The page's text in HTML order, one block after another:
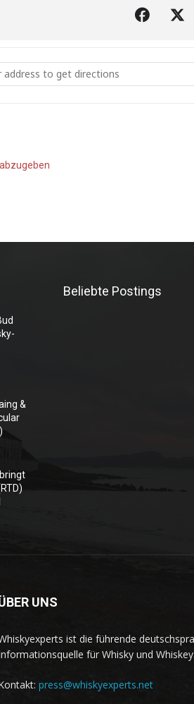
Palatina [RIcsxAI3i]
&
Beliebte Postings
UNS
ist die führende
für Whisky und Whiskey.
press@whiskyexperts.net